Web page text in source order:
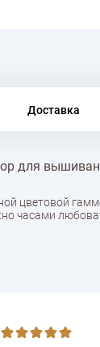
Доставка
для
цветовой
часами